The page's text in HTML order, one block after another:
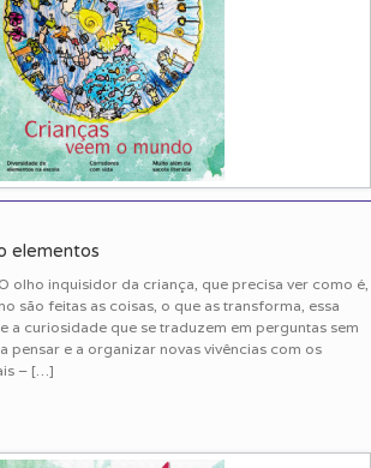
elementos
olho inquisidor da criança, que precisa ver como é,
são feitas as coisas, o que as transforma, essa
a curiosidade que se traduzem em perguntas sem
pensar e a organizar novas vivências com os
– […]